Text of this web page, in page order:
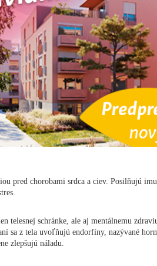
pred chorobami srdca a ciev. Posilňujú
telesnej schránke, ale aj mentálnemu
sa z tela uvoľňujú endorfíny, nazývané
zlepšujú náladu.